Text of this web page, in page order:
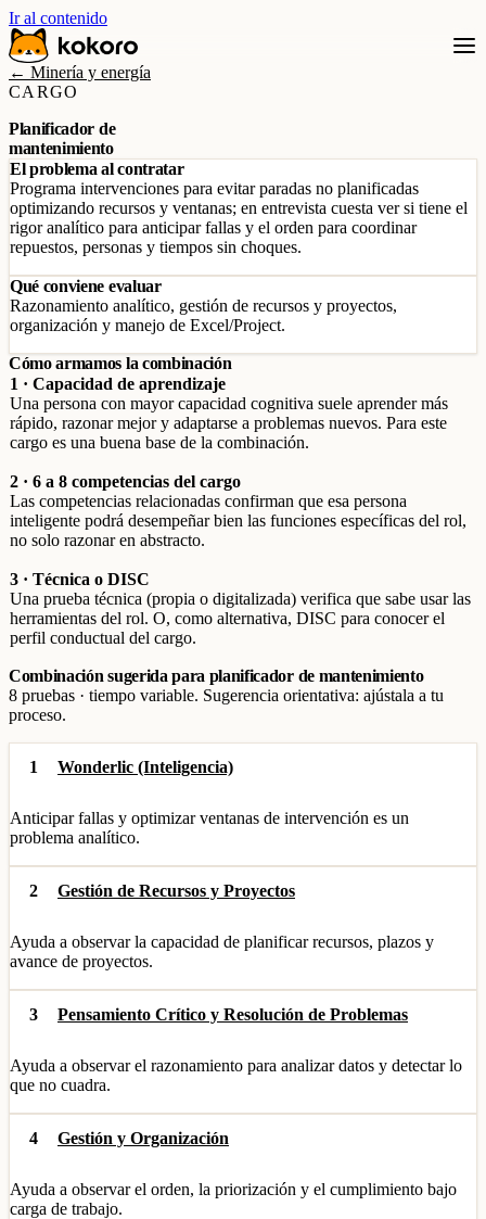
Ir al contenido
← Minería y energía
CARGO
Planificador de
mantenimiento
El problema al contratar
Programa intervenciones para evitar paradas no planificadas
optimizando recursos y ventanas; en entrevista cuesta ver si tiene el
rigor analítico para anticipar fallas y el orden para coordinar
repuestos, personas y tiempos sin choques.
Qué conviene evaluar
Razonamiento analítico, gestión de recursos y proyectos,
organización y manejo de Excel/Project.
Cómo armamos la combinación
1 · Capacidad de aprendizaje
Una persona con mayor capacidad cognitiva suele aprender más
rápido, razonar mejor y adaptarse a problemas nuevos. Para este
cargo es una buena base de la combinación.
2 · 6 a 8 competencias del cargo
Las competencias relacionadas confirman que esa persona
inteligente podrá desempeñar bien las funciones específicas del rol,
no solo razonar en abstracto.
3 · Técnica o DISC
Una prueba técnica (propia o digitalizada) verifica que sabe usar las
herramientas del rol. O, como alternativa, DISC para conocer el
perfil conductual del cargo.
Combinación sugerida para planificador de mantenimiento
8 pruebas · tiempo variable. Sugerencia orientativa: ajústala a tu
proceso.
1 Wonderlic (Inteligencia)
Anticipar fallas y optimizar ventanas de intervención es un
problema analítico.
2 Gestión de Recursos y Proyectos
Ayuda a observar la capacidad de planificar recursos, plazos y
avance de proyectos.
3 Pensamiento Crítico y Resolución de Problemas
Ayuda a observar el razonamiento para analizar datos y detectar lo
que no cuadra.
4 Gestión y Organización
Ayuda a observar el orden, la priorización y el cumplimiento bajo
carga de trabajo.